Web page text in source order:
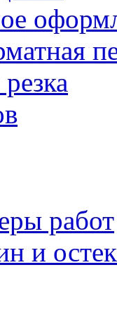
работ
и